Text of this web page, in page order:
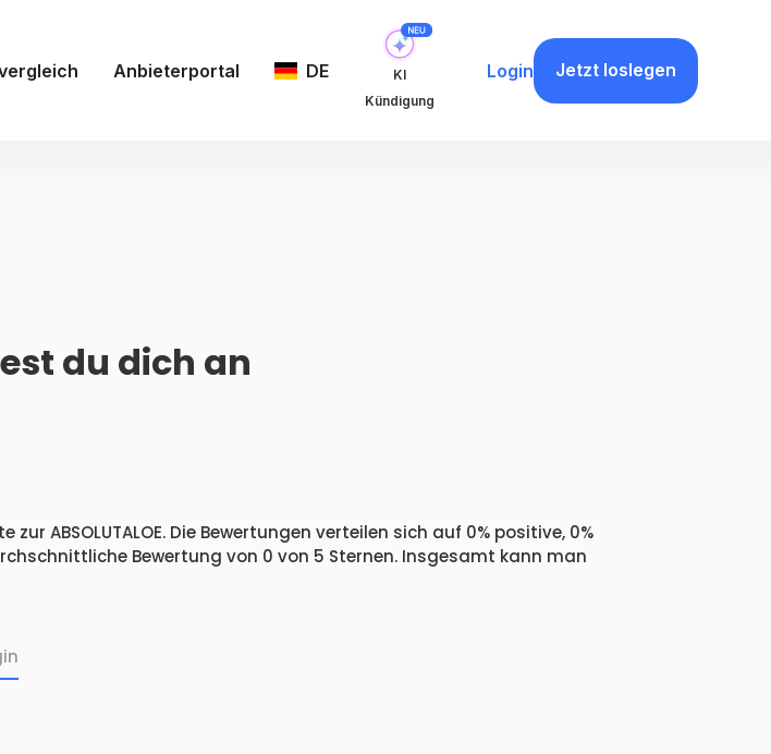
Anbieterportal DE
KI
Kündigung
Login Jetzt loslegen
du dich an
ABSOLUTALOE. Die Bewertungen verteilen sich auf 0% positive, 0%
Bewertung von 0 von 5 Sternen. Insgesamt kann man